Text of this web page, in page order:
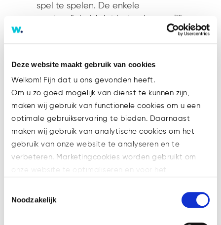
Deze website maakt gebruik van cookies
Welkom! Fijn dat u ons gevonden heeft.
Om u zo goed mogelijk van dienst te kunnen zijn,
maken wij gebruik van functionele cookies om u een
optimale gebruikservaring te bieden. Daarnaast
maken wij gebruik van analytische cookies om het
gebruik van onze website te analyseren en te
verbeteren. Marketingcookies worden gebruikt om
Welke cookies wij gebruiken, ziet u in de cookiebalk
hieronder. Mocht u meer informatie willen over onze
Noodzakelijk
spel te spelen. De enkele
omstandigheid dat het ook mogelijk
is lootboxes te verkrijgen met geld
buiten het spel verandert dit
aanzienlijke meerderheid door
behendigheid in het spel wordt
verkregen.
Lootbox omgeving
Ook de omgeving waarin de
lootboxes kunnen worden geopend
heeft invloed op de kwalificatie.
de wedstrijden gebeurde, was dit